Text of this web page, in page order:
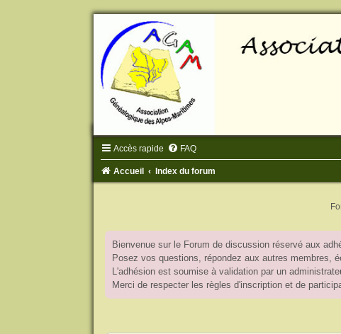
Accès rapide FAQ
Accueil Index du forum
Bienvenue sur le Forum de discussion réservé aux
Posez vos questions, répondez aux autres
L'adhésion est soumise à validation par un
Merci de respecter les règles d'inscription et de